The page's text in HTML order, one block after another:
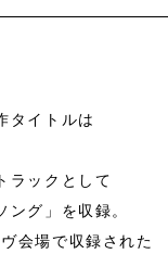
タイトルは
ラックとして
グ」を収録。
会場で収録された